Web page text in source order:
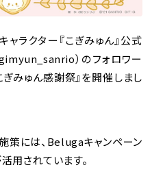
ラクター『こぎみゅん』公式
）のフォロワー
みゅん感謝祭』を開催しまし
策には、Belugaキャンペーン
用されています。